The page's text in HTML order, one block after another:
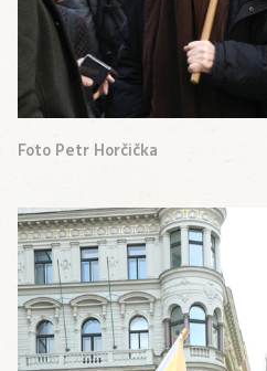
Foto Petr Horčička